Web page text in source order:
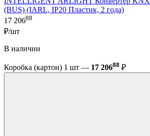
(BUS) (IARL, IP20 Пластик, 2 года)
17 20688
₽/шт
В наличии
Коробка (картон) 1 шт — 17 20688 ₽